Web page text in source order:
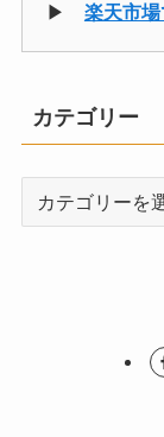
▶ 楽天市
カテゴリー